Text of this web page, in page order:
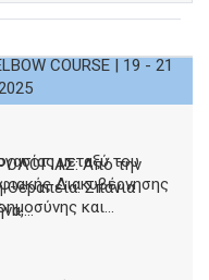
COURSE | 19 - 21
Από την
Θεραπεία. Σπάνια
μεταξύ του
Διακυβέρνησης
και...